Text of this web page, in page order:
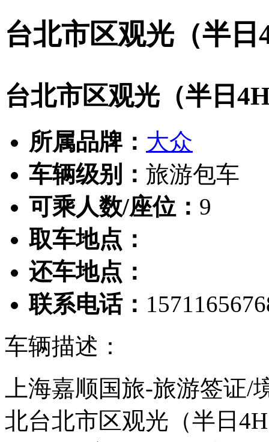
台北市区观光（半日
台北市区观光（半日
所属品牌： 大众
车辆级别： 旅游包车
可乘人数/座位： 9
取车地点：
还车地点：
联系电话：
车辆描述：
上海嘉顺国旅-旅游签证
北台北市区观光（半日